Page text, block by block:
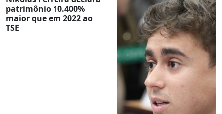
patrimônio 10.400%
maior que em 2022 ao
TSE